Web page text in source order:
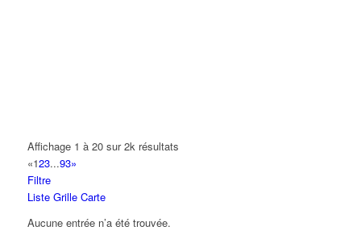
Z CAFE
25 Rue du Docteur Roux 93420 Villepinte
UPS SCS (FRANCE) SAS
Affichage 1 à 20 sur 2k résultats
«123...93»
Filtre
Liste Grille Carte
Aucune entrée n’a été trouvée.